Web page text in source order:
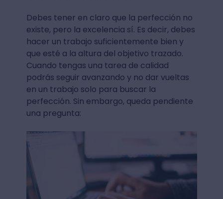
Debes tener en claro que la perfección no
existe, pero la excelencia sí. Es decir, debes
hacer un trabajo suficientemente bien y
que esté a la altura del objetivo trazado.
Cuando tengas una tarea de calidad
podrás seguir avanzando y no dar vueltas
en un trabajo solo para buscar la
perfección. Sin embargo, queda pendiente
una pregunta: